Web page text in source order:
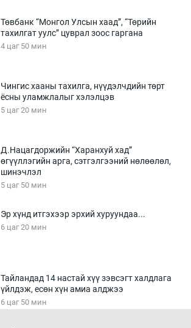
Төвбанк “Монгол Улсын хаад”, “Төрийн
тахилгат уулс” цуврал зоос гаргана
4 цаг 50 мин
Чингис хааны тахилга, нүүдэлчдийн төрт
ёсны уламжлалыг хэлэлцэв
5 цаг 20 мин
Д.Нацагдоржийн “Харанхуй хад”
өгүүллэгийн арга, сэтгэлгээний нөлөөлөл,
шинэчлэл
5 цаг 50 мин
Эр хүнд итгэхээр эрхий хуруундаа...
6 цаг 20 мин
Тайландад 14 настай хүү зэвсэгт халдлага
үйлдэж, есөн хүн амиа алджээ
6 цаг 50 мин